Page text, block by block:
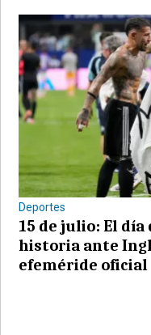
Deportes
15 de julio: El día
historia ante
efeméride oficial